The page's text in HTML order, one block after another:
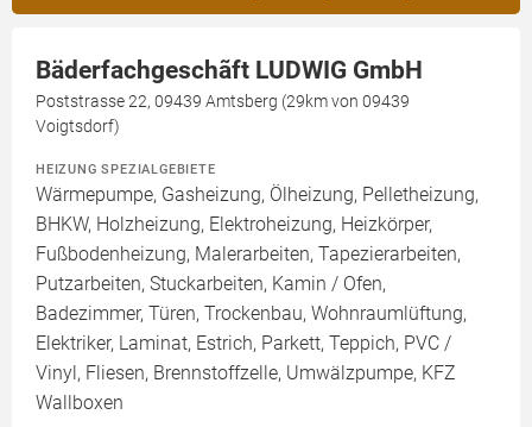
Bäderfachgeschãft LUDWIG GmbH
Poststrasse 22, 09439 Amtsberg (29km von 09439
Voigtsdorf)
HEIZUNG SPEZIALGEBIETE
Wärmepumpe, Gasheizung, Ölheizung, Pelletheizung,
BHKW, Holzheizung, Elektroheizung, Heizkörper,
Fußbodenheizung, Malerarbeiten, Tapezierarbeiten,
Putzarbeiten, Stuckarbeiten, Kamin / Ofen,
Badezimmer, Türen, Trockenbau, Wohnraumlüftung,
Elektriker, Laminat, Estrich, Parkett, Teppich, PVC /
Vinyl, Fliesen, Brennstoffzelle, Umwälzpumpe, KFZ
Wallboxen